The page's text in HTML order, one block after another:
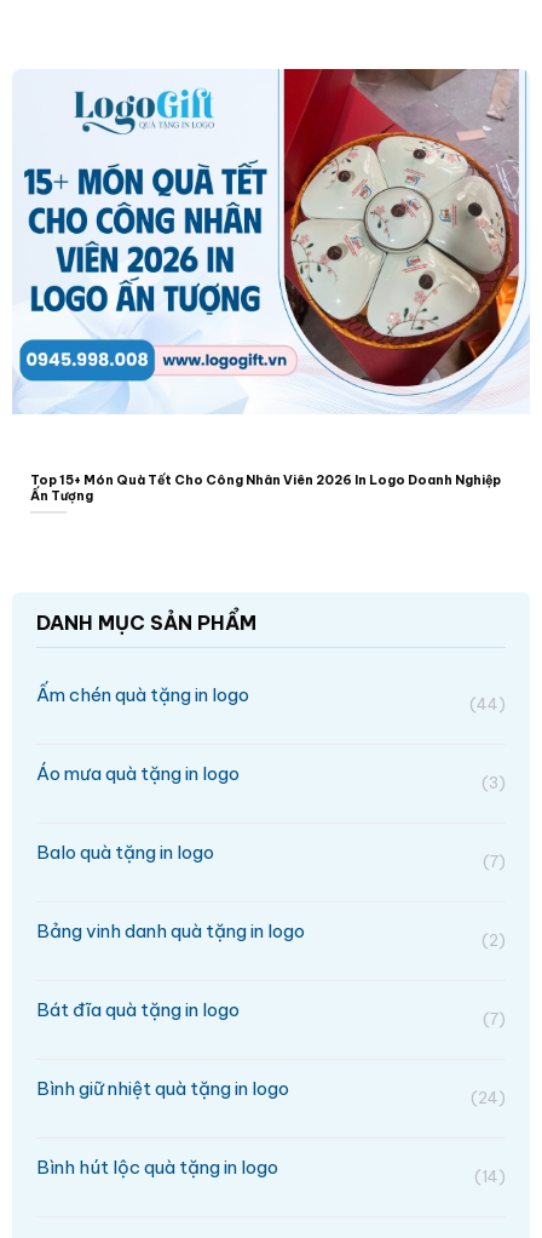
Top 15+ Món Quà Tết Cho Công Nhân Viên 2026 In Logo Doanh Nghiệp
Ấn Tượng
DANH MỤC SẢN PHẨM
Ấm chén quà tặng in logo (44)
Áo mưa quà tặng in logo (3)
Balo quà tặng in logo (7)
Bảng vinh danh quà tặng in logo (2)
Bát đĩa quà tặng in logo (7)
Bình giữ nhiệt quà tặng in logo (24)
Bình hút lộc quà tặng in logo (14)